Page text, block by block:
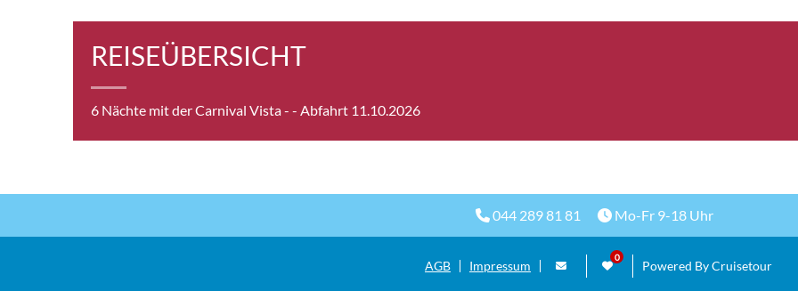
REISEÜBERSICHT
6 Nächte mit der Carnival Vista - - Abfahrt 11.10.2026
044 289 81 81 Mo-Fr 9-18 Uhr
AGB Impressum Powered By Cruisetour